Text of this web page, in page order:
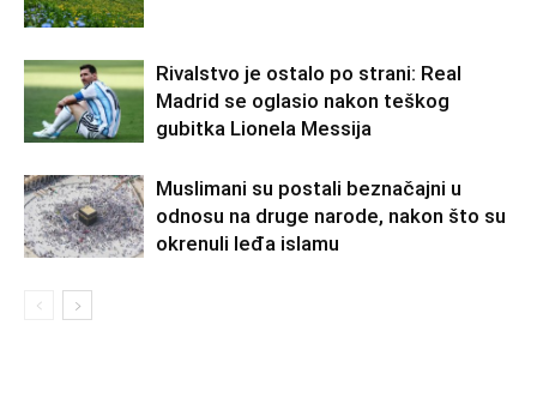
Rivalstvo je ostalo po strani: Real
Madrid se oglasio nakon teškog
gubitka Lionela Messija
Muslimani su postali beznačajni u
odnosu na druge narode, nakon što su
okrenuli leđa islamu